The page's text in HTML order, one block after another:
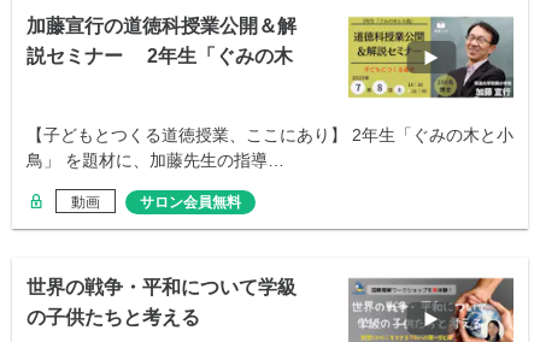
加藤宣行の道徳科授業公開＆解
説セミナー 2年生「ぐみの木
【子どもとつくる道徳授業、ここにあり】 2年生「ぐみの木と小
鳥」 を題材に、加藤先生の指導…
動画 サロン会員無料
世界の戦争・平和について学級
の子供たちと考える